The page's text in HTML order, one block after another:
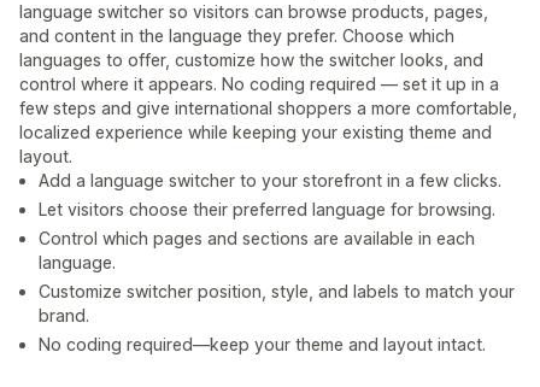
language switcher so visitors can browse products, pages,
and content in the language they prefer. Choose which
languages to offer, customize how the switcher looks, and
control where it appears. No coding required — set it up in a
few steps and give international shoppers a more comfortable,
localized experience while keeping your existing theme and
layout.
Add a language switcher to your storefront in a few clicks.
Let visitors choose their preferred language for browsing.
Control which pages and sections are available in each
language.
Customize switcher position, style, and labels to match your
brand.
No coding required—keep your theme and layout intact.